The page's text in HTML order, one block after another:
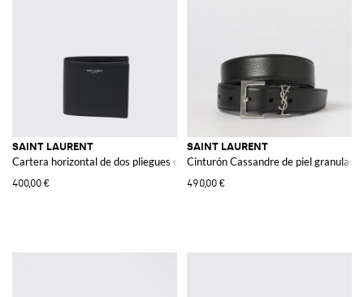
SAINT LAURENT
Cartera horizontal de dos pliegues en piel grain de poudre
400,00 €
SAINT LAURENT
Cinturón Cassandre de piel granulada
490,00 €